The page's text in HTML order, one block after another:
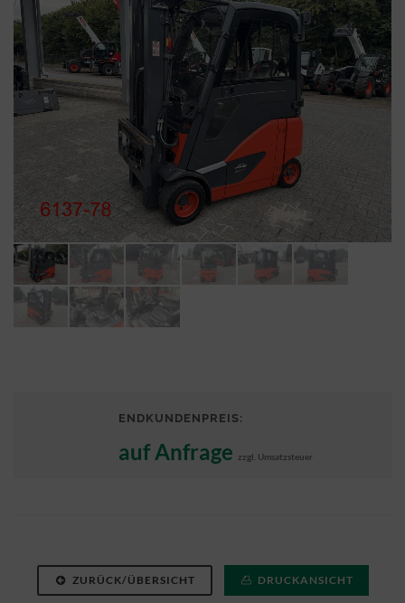
ENDKUNDENPREIS:
auf Anfrage zzgl. Umsatzsteuer
ZURÜCK/ÜBERSICHT DRUCKANSICHT